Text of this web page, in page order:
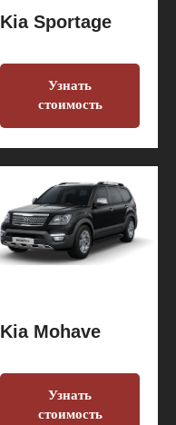
Kia Sportage
Узнать
стоимость
Kia Mohave
Узнать
стоимость